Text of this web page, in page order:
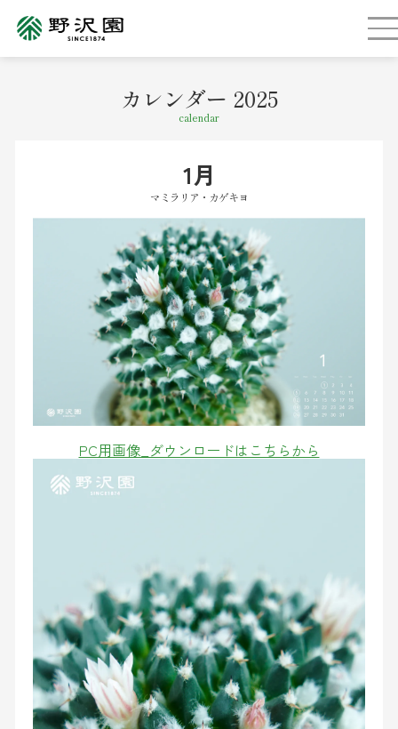
カレンダー 2025
calendar
1月
マミラリア・カゲキヨ
PC用画像_ダウンロードはこちらから